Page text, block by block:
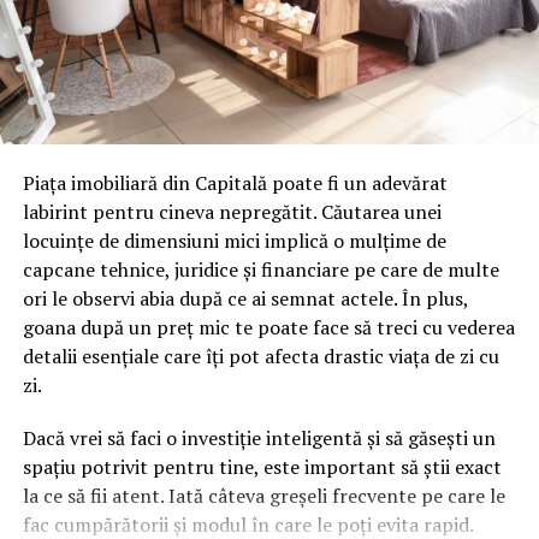
funcționalitateaProperty Tinderpersonalizează
recomandările în funcție de preferințele fiecărui
utilizator, contribuind la o experiență de căutare mai
rapidă și mai intuitivă.
Aplicația North Bucharest oferă acces la peste1.400 de
proprietățiși peste100 de proiecte rezidențiale
reunind într-o singură platformă AI Search, un asistent
virtual bazat pe inteligență artificială disponibil 24/7,
Property Tinder, calculator de credit ipotecar, hartă
interactivă, alerte inteligente și contact direct cu
consultanții imobiliari. Dezvoltată de North Bucharest
Investments, aplicația face parte din strategia
companiei de digitalizare a pieței rezidențiale și de
investiție.
„Interesul pentru aplicație crește de la o lună la alta.
În ultimele 30 de zile, numărul utilizatorilor a
Piața imobiliară din Capitală poate fi un adevărat
labirint pentru cineva nepregătit. Căutarea unei
locuințe de dimensiuni mici implică o mulțime de
capcane tehnice, juridice și financiare pe care de multe
ori le observi abia după ce ai semnat actele. În plus,
goana după un preț mic te poate face să treci cu vederea
detalii esențiale care îți pot afecta drastic viața de zi cu
zi.
Dacă vrei să faci o investiție inteligentă și să găsești un
spațiu potrivit pentru tine, este important să știi exact
la ce să fii atent. Iată câteva greșeli frecvente pe care le
fac cumpărătorii și modul în care le poți evita rapid.